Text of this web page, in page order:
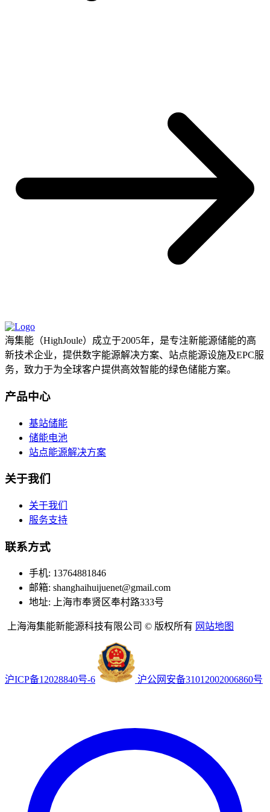
海集能（HighJoule）成立于2005年，是专注新能源储能的高
新技术企业，提供数字能源解决方案、站点能源设施及EPC服
务，致力于为全球客户提供高效智能的绿色储能方案。
产品中心
基站储能
储能电池
站点能源解决方案
关于我们
关于我们
服务支持
联系方式
手机: 13764881846
邮箱: shanghaihuijuenet@gmail.com
地址: 上海市奉贤区奉村路333号
上海海集能新能源科技有限公司 © 版权所有 网站地图
沪ICP备12028840号-6 沪公网安备31012002006860号